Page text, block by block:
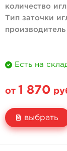
количество
Тип заточки
производитель
Есть на
от 1 870
выбрать